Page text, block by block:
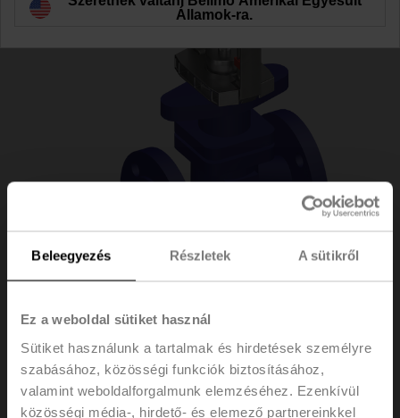
Beleegyezés Részletek A sütikről
Ez a weboldal sütiket használ
Sütiket használunk a tartalmak és hirdetések személyre
szabásához, közösségi funkciók biztosításához,
valamint weboldalforgalmunk elemzéséhez. Ezenkívül
közösségi média-, hirdető- és elemező partnereinkkel
H6015X1-S2/NV24A-
TPC
Államok-ra.